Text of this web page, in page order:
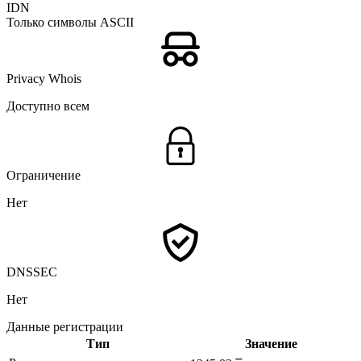
IDN
Только символы ASCII
Privacy Whois
Доступно всем
Ограничение
Нет
DNSSEC
Нет
Данные регистрации
Тип
Значение